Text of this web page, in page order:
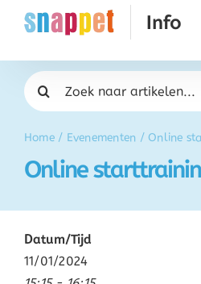
naar
Rekenen
Taal & Spelling
Werken met Snappet
Activatie
Home/ Evenementen / Online
Online
Zoeken
naar:
Datum/Tijd
11/01/2024